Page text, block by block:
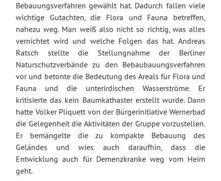
Bebauungsverfahren gewählt hat. Dadurch fallen viele
wichtige Gutachten, die Flora und Fauna betreffen,
nahezu weg. Man weiß also nicht so richtig, was alles
vernichtet wird und welche Folgen das hat. Andreas
Ratsch stellte die Stellungnahme der Berliner
Naturschutzverbände zu den Bebaubauungsverfahren
vor und betonte die Bedeutung des Areals für Flora und
Fauna und die unterirdischen Wasserströme. Er
kritisierte das kein Baumkathaster erstellt wurde. Dann
hatte Volker Pliquett von der Bürgerinitiative Wernerbad
die Gelegenheit die Aktivitäten der Gruppe vorzustellen.
Er bemängelte die zu kompakte Bebauung des
Geländes und wies auch daraufhin, dass die
Entwicklung auch für Demenzkranke weg vom Heim
geht.